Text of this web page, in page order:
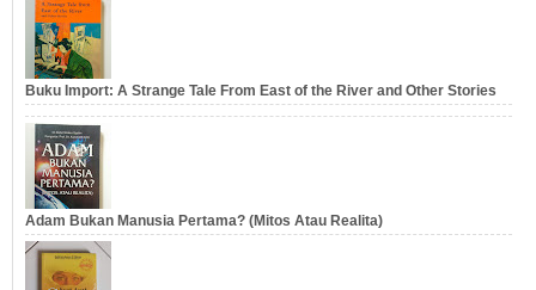
Buku Import: A Strange Tale From East of the River and Other Stories
Adam Bukan Manusia Pertama? (Mitos Atau Realita)